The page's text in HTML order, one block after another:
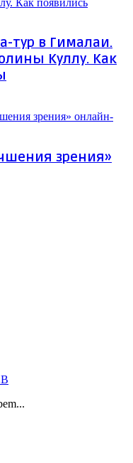
тур в Гималаи.
Куллу. Как
зрения»